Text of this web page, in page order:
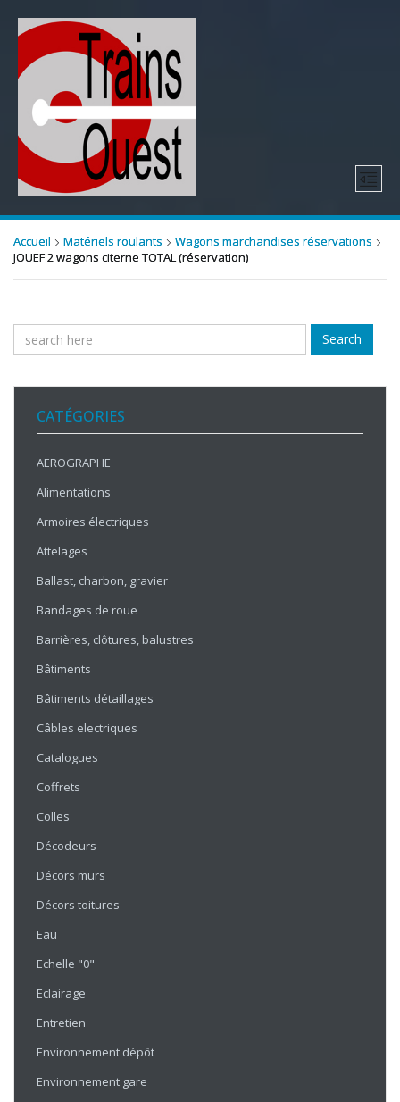
Accueil Matériels roulants
Wagons marchandises réservations
JOUEF 2 wagons citerne TOTAL (réservation)
Search
CATÉGORIES
AEROGRAPHE
Alimentations
Armoires électriques
Attelages
Ballast, charbon, gravier
Bandages de roue
Barrières, clôtures, balustres
Bâtiments
Bâtiments détaillages
Câbles electriques
Catalogues
Coffrets
Colles
Décodeurs
Décors murs
Décors toitures
Eau
Echelle "0"
Eclairage
Entretien
Environnement dépôt
Environnement gare